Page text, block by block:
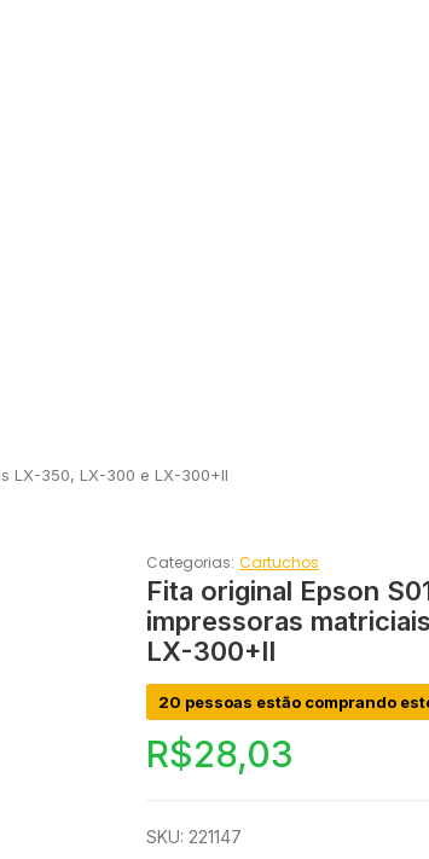
LX-350, LX-300 e LX-300+II
Categorias: Cartuchos
Fita original Epson
impressoras
LX-300+II
20 pessoas estão comprando
R$28,03
SKU: 221147